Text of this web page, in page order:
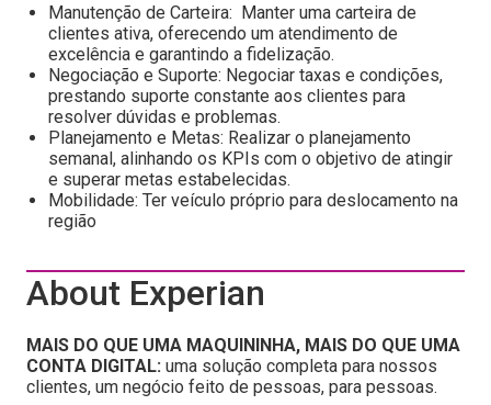
Manutenção de Carteira: Manter uma carteira de
clientes ativa, oferecendo um atendimento de
excelência e garantindo a fidelização.
Negociação e Suporte: Negociar taxas e condições,
prestando suporte constante aos clientes para
resolver dúvidas e problemas.
Planejamento e Metas: Realizar o planejamento
semanal, alinhando os KPIs com o objetivo de atingir
e superar metas estabelecidas.
Mobilidade: Ter veículo próprio para deslocamento na
região
About Experian
MAIS DO QUE UMA MAQUININHA, MAIS DO QUE UMA
CONTA DIGITAL: uma solução completa para nossos
clientes, um negócio feito de pessoas, para pessoas.